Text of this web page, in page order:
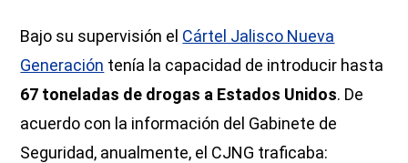
Bajo su supervisión el Cártel Jalisco Nueva
Generación tenía la capacidad de introducir hasta
67 toneladas de drogas a Estados Unidos. De
acuerdo con la información del Gabinete de
Seguridad, anualmente, el CJNG traficaba: